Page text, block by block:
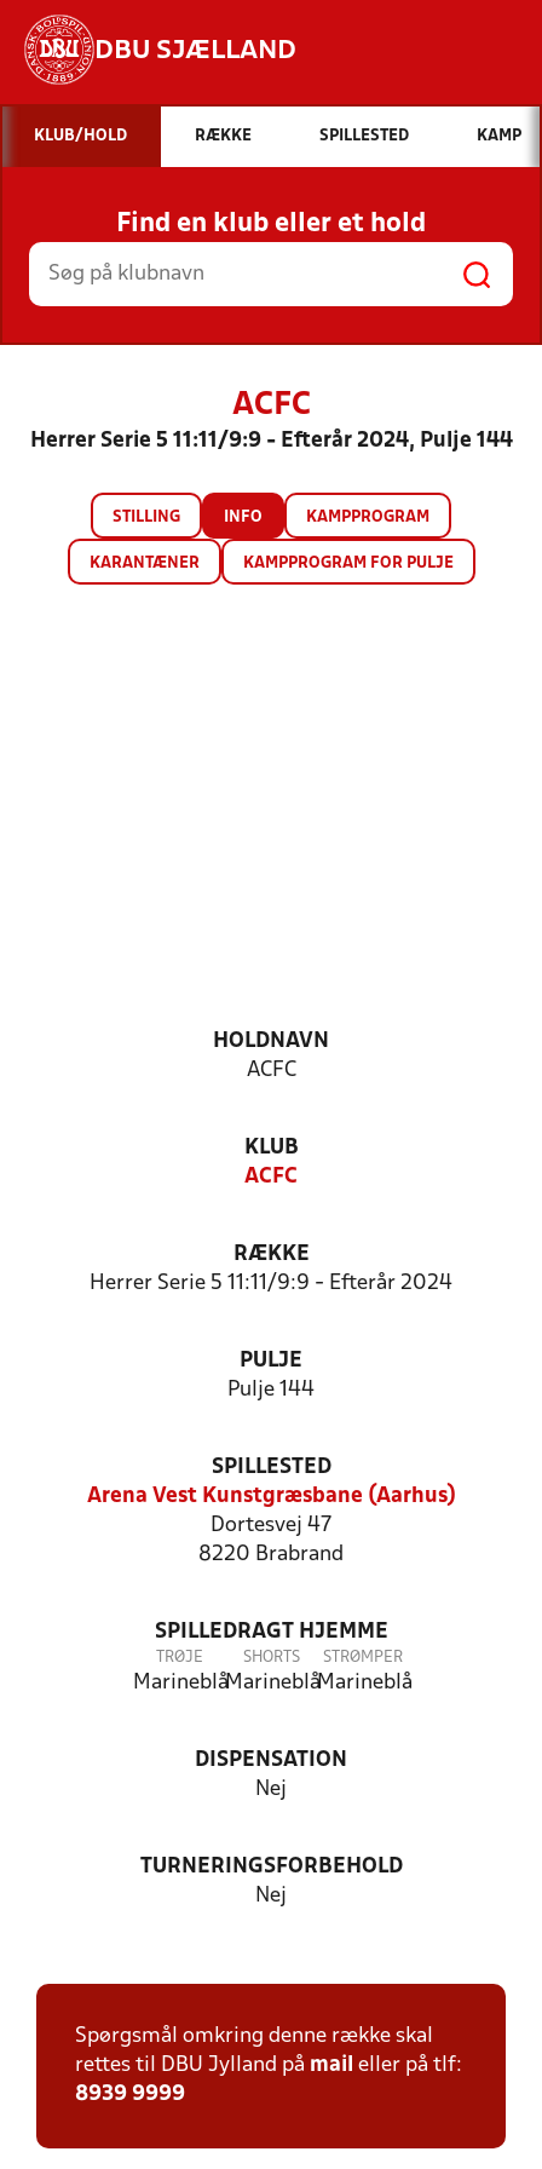
DBU SJÆLLAND
Hvad vil du søge efter?
INDHOLD OG NYHEDER
STILLINGER, RESULTATER, KLUBBER OG
HOLD
KLUB/HOLD RÆKKE SPILLESTED KAMP
Find en klub eller et hold
ACFC
Herrer Serie 5 11:11/9:9 - Efterår 2024, Pulje 144
STILLING INFO KAMPPROGRAM
KARANTÆNER KAMPPROGRAM FOR PULJE
HOLDNAVN
ACFC
KLUB
ACFC
RÆKKE
Herrer Serie 5 11:11/9:9 - Efterår 2024
PULJE
Pulje 144
SPILLESTED
Arena Vest Kunstgræsbane (Aarhus)
Dortesvej 47
8220 Brabrand
SPILLEDRAGT HJEMME
TRØJE
Marineblå
SHORTS
Marineblå
STRØMPER
Marineblå
DISPENSATION
Nej
TURNERINGSFORBEHOLD
Nej
Spørgsmål omkring denne række skal
rettes til DBU Jylland på mail eller på tlf:
8939 9999